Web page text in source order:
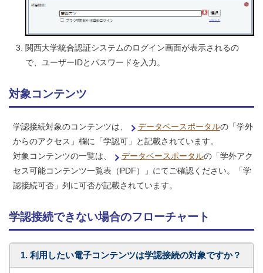
関西大学統合認証システムのログイン画面が表示されるの
で、ユーザーIDとパスワードを入力。
対象コンテンツ
学認接続対象のコンテンツは、 データベースポータルの「学外
からのアクセス」欄に「学認可」と記載されています。
対象コンテンツの一覧は、
データベースポータルの「学外アク
セス可能コンテンツ一覧表（PDF）」にてご確認ください。「学
認接続可否」列に可否が記載されています。
学認接続できない場合のフローチャート
1. 利用したい電子コンテンツは学認接続の対象ですか？